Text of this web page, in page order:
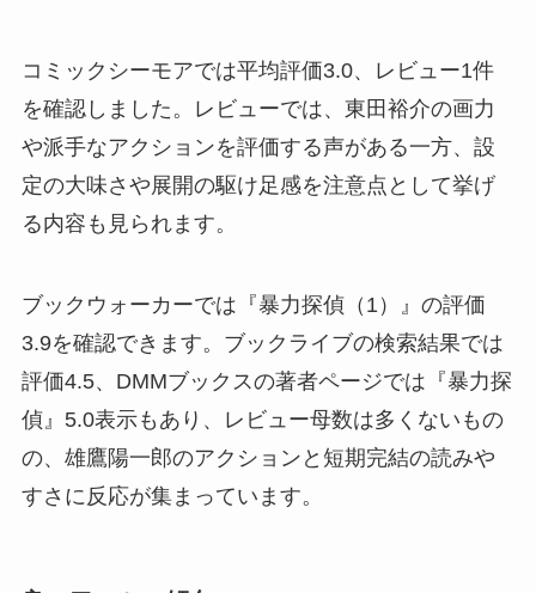
コミックシーモアでは平均評価3.0、レビュー1件
を確認しました。レビューでは、東田裕介の画力
や派手なアクションを評価する声がある一方、設
定の大味さや展開の駆け足感を注意点として挙げ
る内容も見られます。
ブックウォーカーでは『暴力探偵（1）』の評価
3.9を確認できます。ブックライブの検索結果では
評価4.5、DMMブックスの著者ページでは『暴力探
偵』5.0表示もあり、レビュー母数は多くないもの
の、雄鷹陽一郎のアクションと短期完結の読みや
すさに反応が集まっています。